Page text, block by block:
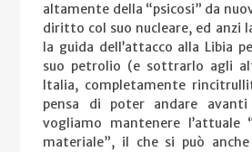
altamente della “psicosi” da
diritto col suo nucleare, ed anzi
la guida dell’attacco alla Libia
suo petrolio (e sottrarlo agli
Italia, completamente
pensa di poter andare
vogliamo mantenere l’attuale
materiale”, il che si può